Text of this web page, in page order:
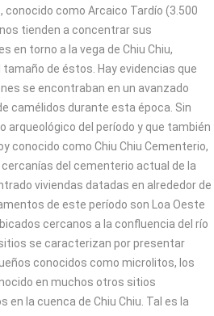
como Arcaico Tardío (3.500 
tienden a concentrar sus
en torno a la vega de Chiu Chiu,
de éstos. Hay evidencias que
se encontraban en un avanzado
camélidos durante esta época. Sin
arqueológico del período y que también
conocido como Chiu Chiu Cementerio,
del cementerio actual de la
viviendas datadas en alrededor de
de este período son Loa Oeste
cercanos a la confluencia del río
sitios se caracterizan por presentar
conocidos como microlitos, los
en muchos otros sitios
en la cuenca de Chiu Chiu. Tal es la